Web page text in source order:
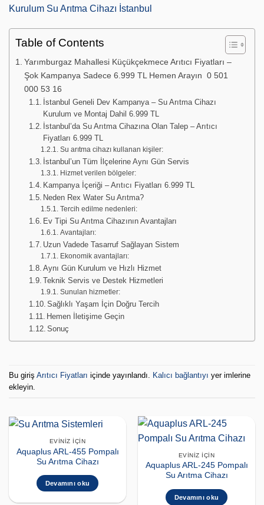
Kurulum Su Arıtma Cihazı İstanbul
Table of Contents
Yarımburgaz Mahallesi Küçükçekmece Arıtıcı Fiyatları –
Şok Kampanya Sadece 6.999 TL Hemen Arayın 0 501
000 53 16
İstanbul Geneli Dev Kampanya – Su Arıtma Cihazı
Kurulum ve Montaj Dahil 6.999 TL
İstanbul’da Su Arıtma Cihazına Olan Talep – Arıtıcı
Fiyatları 6.999 TL
Su arıtma cihazı kullanan kişiler:
İstanbul’un Tüm İlçelerine Aynı Gün Servis
Hizmet verilen bölgeler:
Kampanya İçeriği – Arıtıcı Fiyatları 6.999 TL
Neden Rex Water Su Arıtma?
Tercih edilme nedenleri:
Ev Tipi Su Arıtma Cihazının Avantajları
Avantajları:
Uzun Vadede Tasarruf Sağlayan Sistem
Ekonomik avantajları:
Aynı Gün Kurulum ve Hızlı Hizmet
Teknik Servis ve Destek Hizmetleri
Sunulan hizmetler:
Sağlıklı Yaşam İçin Doğru Tercih
Hemen İletişime Geçin
Sonuç
Bu giriş Arıtıcı Fiyatları içinde yayınlandı. Kalıcı bağlantıyı yer imlerine
ekleyin.
EVINIZ İÇIN
Aquaplus ARL-455 Pompalı
Su Arıtma Cihazı
Devamını oku
EVINIZ İÇIN
Aquaplus ARL-245 Pompalı
Su Arıtma Cihazı
Devamını oku